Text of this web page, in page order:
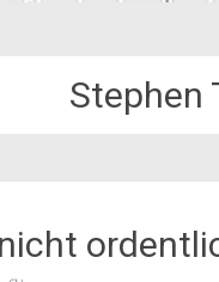
Stephen